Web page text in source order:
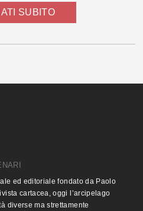
SUBITO
ed editoriale fondato da Paolo
cartacea, oggi l’arcipelago
diverse ma strettamente